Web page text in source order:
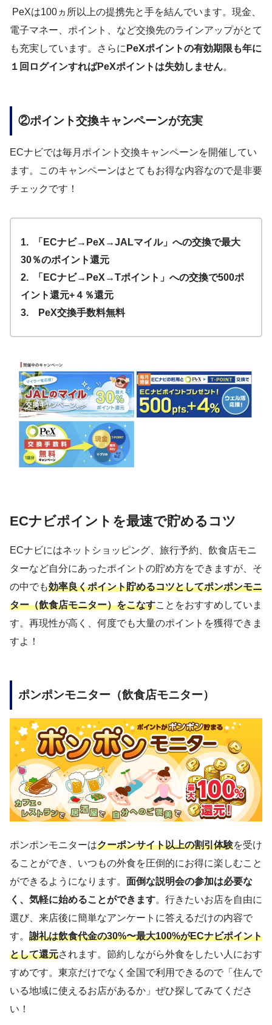
PeXは100ヵ所以上の提携先と手を結んでいます。現金、
電子マネー、ポイント、など交換先のラインアップがとて
も充実しています。さらに PeXポイントの有効期限も年に
１回ログインすればPeXポイントは失効しません。
②ポイント交換キャンペーンが充実
ECナビでは毎月ポイント交換キャンペーンを開催してい
ます。このキャンペーンはとてもお得な内容なので是非要
チェックです！
1. 「ECナビ→PeX→JALマイル」への交換で最大
30％のポイント還元
2. 「ECナビ→PeX→Tポイント」への交換で500ポ
イント還元+４％還元
3. PeX交換手数料無料
ECナビポイントを最速で貯めるコツ
ECナビにはネットショッピング、旅行予約、飲食店モニ
ターなど自分にあったポイントの貯め方をできますが、そ
の中でも効率良くポイント貯めるコツとしてポンポンモニ
ター（飲食店モニター）をこなすことをおすすめしていま
す。再現性が高く、何度でも大量のポイントを獲得できま
すよ！
ポンポンモニター（飲食店モニター）
ポンポンモニターはクーポンサイト以上の割引体験を受け
ることができ、いつもの外食を圧倒的にお得に楽しむこと
ができるようになります。 面倒な説明会の参加は必要な
く、気軽に始めることができます。行きたいお店を自由に
選び、来店後に簡単なアンケートに答えるだけの内容で
す。 謝礼は飲食代金の30%〜最大100%がECナビポイント
として還元されます。節約しながら外食をしたい人におす
すめです。東京だけでなく全国で利用できるので「住んで
いる地域に使えるお店があるか」ぜひ探してみてくださ
い！